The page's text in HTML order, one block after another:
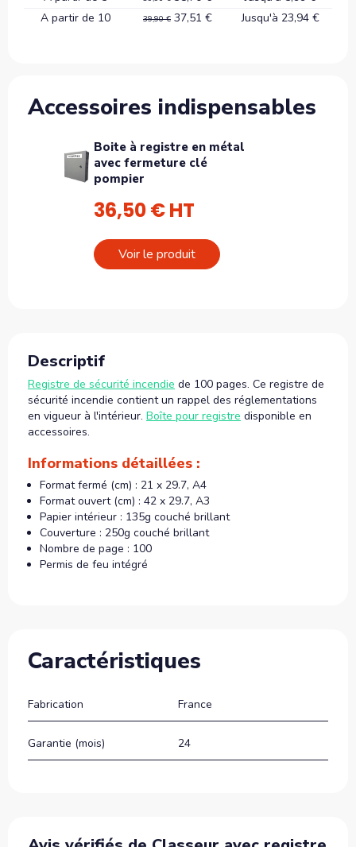
A partir de 10
39,90 € 37,51 € Jusqu'à 23,94 €
Accessoires indispensables
Boite à registre en métal
avec fermeture clé
pompier
36,50 € HT
Voir le produit
Descriptif
Registre de sécurité incendie de 100 pages. Ce registre de
sécurité incendie contient un rappel des réglementations
en vigueur à l'intérieur. Boîte pour registre disponible en
accessoires.
Informations détaillées :
Format fermé (cm) : 21 x 29.7, A4
Format ouvert (cm) : 42 x 29.7, A3
Papier intérieur : 135g couché brillant
Couverture : 250g couché brillant
Nombre de page : 100
Permis de feu intégré
Caractéristiques
Fabrication France
Garantie (mois) 24